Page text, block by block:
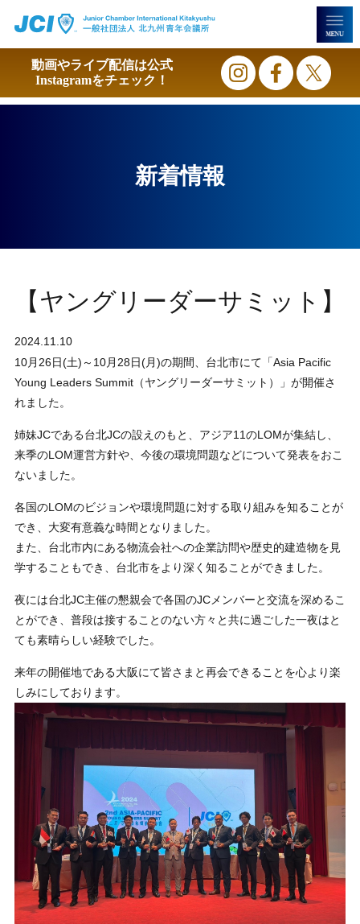
動画やライブ配信は公式
Instagramをチェック！
新着情報
【ヤングリーダーサミット】
2024.11.10
10月26日(土)～10月28日(月)の期間、台北市にて「Asia Pacific
Young Leaders Summit（ヤングリーダーサミット）」が開催さ
れました。
姉妹JCである台北JCの設えのもと、アジア11のLOMが集結し、
来季のLOM運営方針や、今後の環境問題などについて発表をおこ
ないました。
各国のLOMのビジョンや環境問題に対する取り組みを知ることが
でき、大変有意義な時間となりました。
また、台北市内にある物流会社への企業訪問や歴史的建造物を見
学することもでき、台北市をより深く知ることができました。
夜には台北JC主催の懇親会で各国のJCメンバーと交流を深めるこ
とができ、普段は接することのない方々と共に過ごした一夜はと
ても素晴らしい経験でした。
来年の開催地である大阪にて皆さまと再会できることを心より楽
しみにしております。